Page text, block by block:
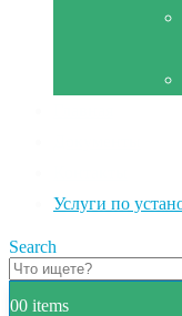
Услуги по
Search
00 items